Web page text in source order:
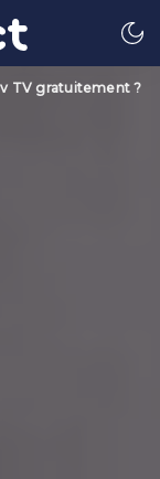
TV gratuitement ?